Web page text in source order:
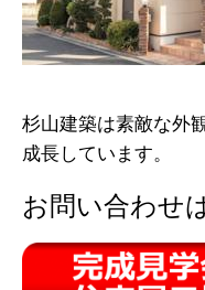
杉山建築は素敵な外
成長しています。
お問い合わせ